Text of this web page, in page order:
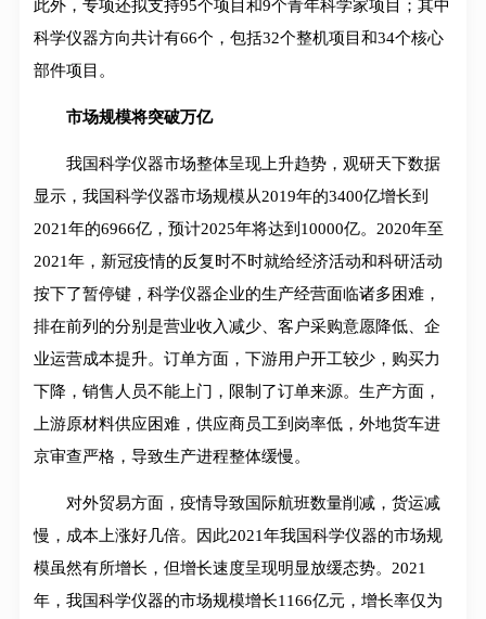
此外，专项还拟支持95个项目和9个青年科学家项目；其中
科学仪器方向共计有66个，包括32个整机项目和34个核心
部件项目。
市场规模将突破万亿
我国科学仪器市场整体呈现上升趋势，观研天下数据
显示，我国科学仪器市场规模从2019年的3400亿增长到
2021年的6966亿，预计2025年将达到10000亿。2020年至
2021年，新冠疫情的反复时不时就给经济活动和科研活动
按下了暂停键，科学仪器企业的生产经营面临诸多困难，
排在前列的分别是营业收入减少、客户采购意愿降低、企
业运营成本提升。订单方面，下游用户开工较少，购买力
下降，销售人员不能上门，限制了订单来源。生产方面，
上游原材料供应困难，供应商员工到岗率低，外地货车进
京审查严格，导致生产进程整体缓慢。
对外贸易方面，疫情导致国际航班数量削减，货运减
慢，成本上涨好几倍。因此2021年我国科学仪器的市场规
模虽然有所增长，但增长速度呈现明显放缓态势。2021
年，我国科学仪器的市场规模增长1166亿元，增长率仅为